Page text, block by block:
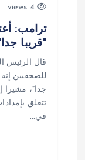
4 views
ترامب:
"قريبا
قال الرئيس
للصحفيين
جدا”،
تتعلق
في…